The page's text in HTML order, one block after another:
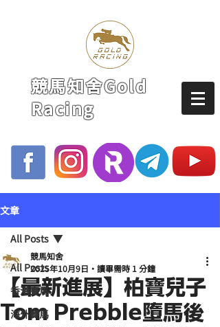
競馬知舍Gold
Racing
文章
All Posts
香港賽馬
海外賽馬
All Posts
【最新進展】柏寶兒子
Tom Prebble墮馬後
競馬知舍
2025年10月9日
讀畢需時 1 分鐘